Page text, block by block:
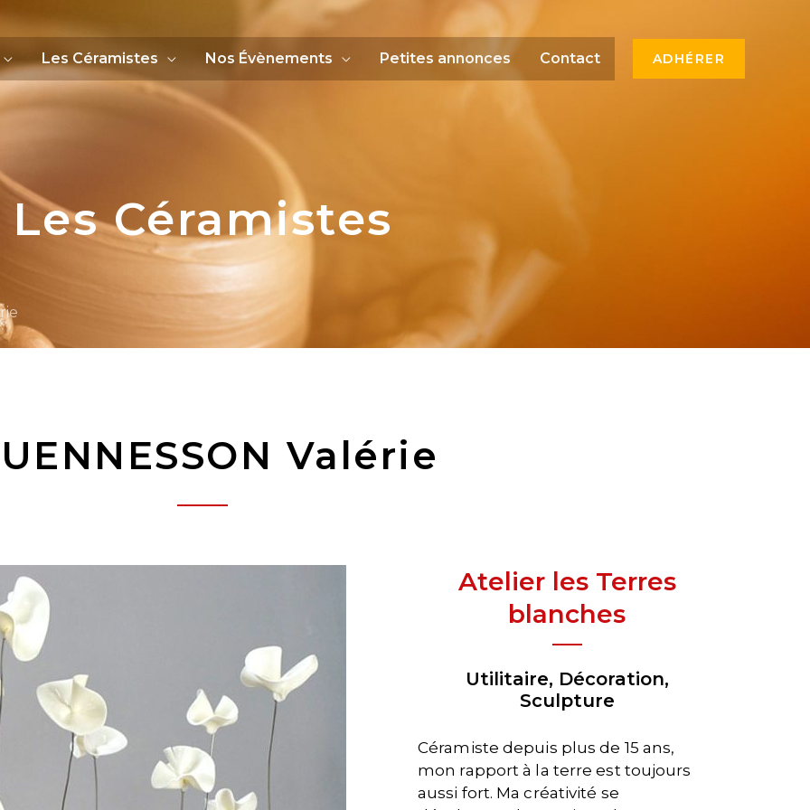
Les Céramistes Nos Évènements Petites annonces Contact ADHÉRER
Les Céramistes
Valérie
Atelier les Terres
blanches
Utilitaire, Décoration,
Sculpture
Céramiste depuis plus de 15 ans,
mon rapport à la terre est toujours
aussi fort. Ma créativité se